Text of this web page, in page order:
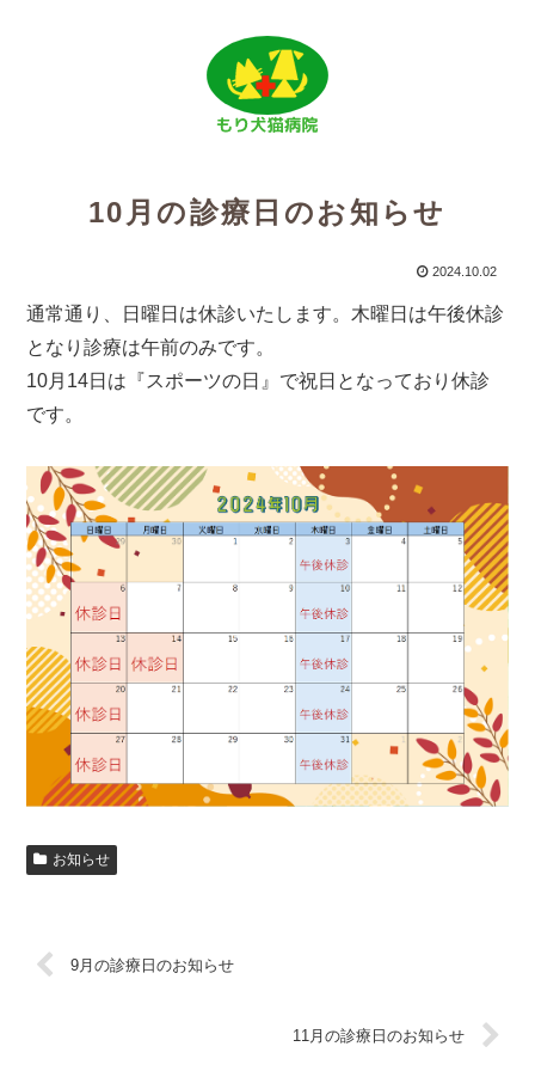
10月の診療日のお知らせ
2024.10.02
通常通り、日曜日は休診いたします。木曜日は午後休診
となり診療は午前のみです。
10月14日は『スポーツの日』で祝日となっており休診
です。
お知らせ
9月の診療日のお知らせ
11月の診療日のお知らせ